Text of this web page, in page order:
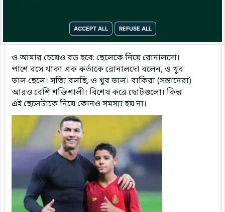
ACCEPT ALL REFUSE ALL
has posted
ও আমার চেয়েও বড় হবে: ছেলেকে নিয়ে রোনালদো।
পাশে বসে থাকা এক কর্তাকে রোনালদো বলেন, ও খুব
ভাল ছেলে। সত্যি বলছি, ও খুব ভাল। বাকিরা (সন্তানেরা)
আরও বেশি শক্তিশালী। বিশেষ করে ছোটগুলো। কিন্তু
এই ছেলেটাকে নিয়ে কোনও সমস্যা হয় না।